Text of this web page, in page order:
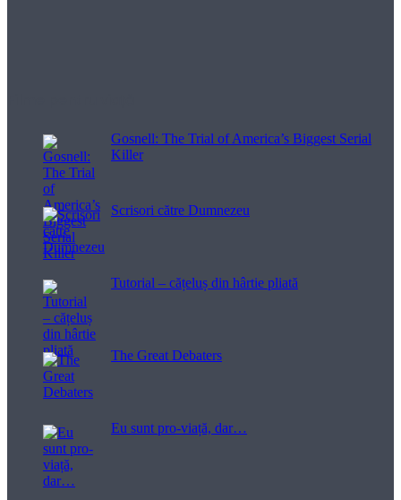
Gosnell: The Trial of America’s Biggest Serial
Killer
Scrisori către Dumnezeu
Tutorial – cățeluș din hârtie pliată
The Great Debaters
Eu sunt pro-viață, dar…